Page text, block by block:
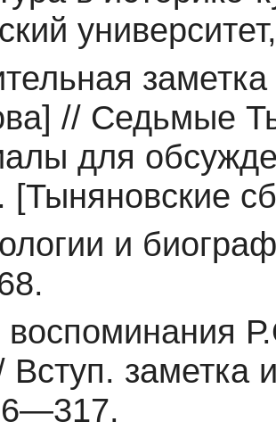
// Седьмые
для
и
воспоминания
Вступ.